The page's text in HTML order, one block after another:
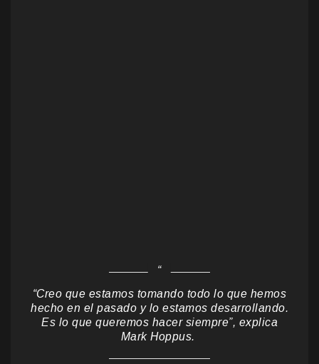
“Creo que estamos tomando todo lo que hemos
hecho en el pasado y lo estamos desarrollando.
Es lo que queremos hacer siempre”, explica
Mark Hoppus.